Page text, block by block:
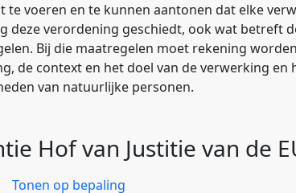
te voeren en te kunnen aantonen dat elke
deze verordening geschiedt, ook wat betreft
Bij die maatregelen moet rekening
de context en het doel van de verwerking en
van natuurlijke personen.
Hof van Justitie van de
Tonen op bepaling